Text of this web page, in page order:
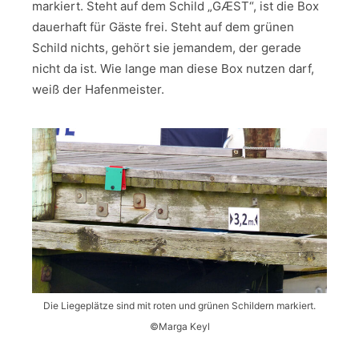
markiert. Steht auf dem Schild „GÆST“, ist die Box
dauerhaft für Gäste frei. Steht auf dem grünen
Schild nichts, gehört sie jemandem, der gerade
nicht da ist. Wie lange man diese Box nutzen darf,
weiß der Hafenmeister.
Die Liegeplätze sind mit roten und grünen Schildern markiert.
©Marga Keyl